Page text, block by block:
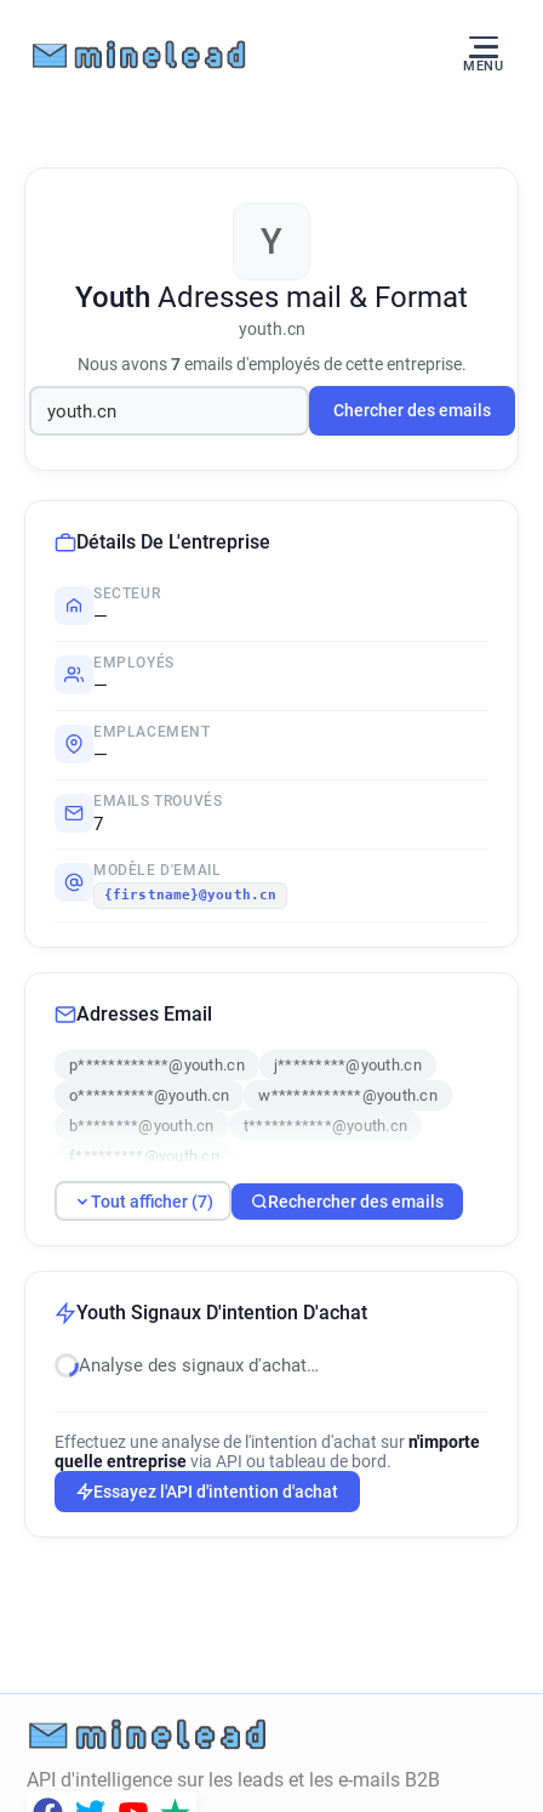
MENU
Y
Youth Adresses mail & Format
youth.cn
Nous avons7emails d'employés de cette entreprise.
Chercher des emails
Détails De L'entreprise
SECTEUR
—
EMPLOYÉS
—
EMPLACEMENT
—
EMAILS TROUVÉS
7
MODÈLE D'EMAIL
{firstname}@youth.cn
Adresses Email
p************@youth.cn
j*********@youth.cn
o**********@youth.cn
w************@youth.cn
b********@youth.cn
t***********@youth.cn
f*********@youth.cn
Tout afficher (7) Rechercher des emails
Youth Signaux D'intention D'achat
Analyse des signaux d'achat…
Effectuez une analyse de l'intention d'achat surn'importe
quelle entreprisevia API ou tableau de bord.
Essayez l'API d'intention d'achat
API d'intelligence sur les leads et les e-mails B2B